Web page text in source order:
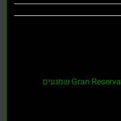
מארז של 5 סיגרים Gran Reserva Corojo 2006 שמגעים